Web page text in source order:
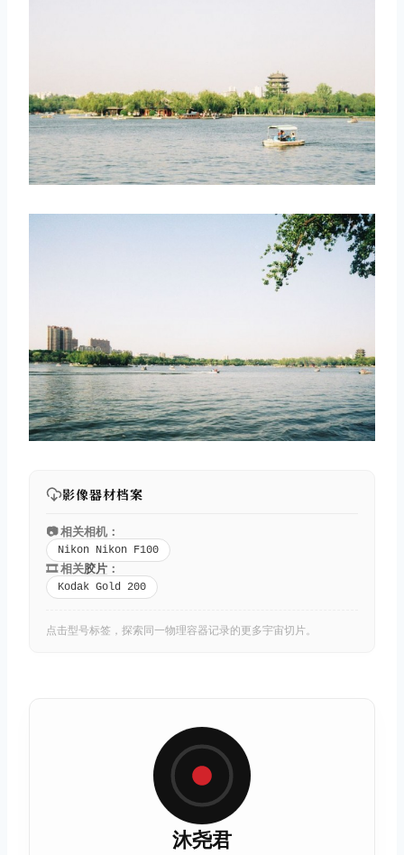
影像器材档案
📷 相关相机：
Nikon Nikon F100
🎞️ 相关胶片 ：
Kodak Gold 200
点击型号标签，探索同一物理容器记录的更多宇宙切片。
沐尧君